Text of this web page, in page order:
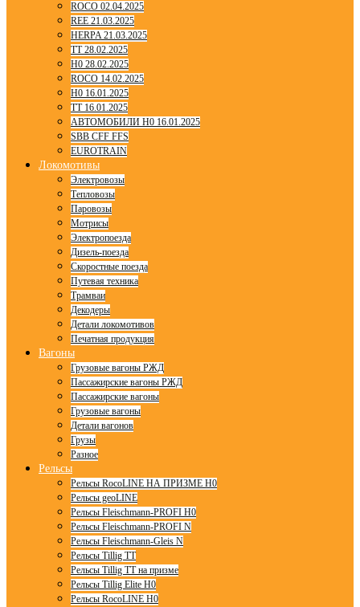
ROCO 02.04.2025
REE 21.03.2025
HERPA 21.03.2025
TT 28.02.2025
H0 28.02.2025
ROCO 14.02.2025
H0 16.01.2025
TT 16.01.2025
АВТОМОБИЛИ H0 16.01.2025
SBB CFF FFS
EUROTRAIN
Локомотивы
Электровозы
Тепловозы
Паровозы
Мотрисы
Электропоезда
Дизель-поезда
Скоростные поезда
Путевая техника
Трамваи
Декодеры
Детали локомотивов
Печатная продукция
Вагоны
Грузовые вагоны РЖД
Пассажирские вагоны РЖД
Пассажирские вагоны
Грузовые вагоны
Детали вагонов
Грузы
Разное
Рельсы
Рельсы RocoLINE НА ПРИЗМЕ H0
Рельсы geoLINE
Рельсы Fleischmann-PROFI H0
Рельсы Fleischmann-PROFI N
Рельсы Fleischmann-Gleis N
Рельсы Tillig TT
Рельсы Tillig TT на призме
Рельсы Tillig Elite H0
Рельсы RocoLINE H0